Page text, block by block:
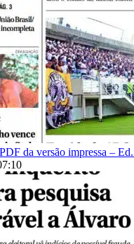
da versão impressa –